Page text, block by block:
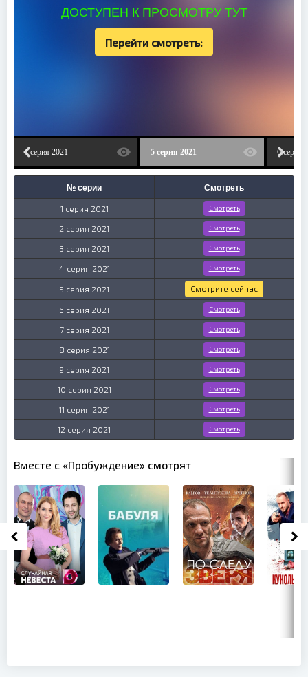
ДОСТУПЕН К ПРОСМОТРУ ТУТ
Перейти смотреть:
4 серия 2021 5 серия 2021 6 серия
№ серии Смотреть
1 серия 2021 Смотреть
2 серия 2021 Смотреть
3 серия 2021 Смотреть
4 серия 2021 Смотреть
5 серия 2021 Смотрите сейчас
6 серия 2021 Смотреть
7 серия 2021 Смотреть
8 серия 2021 Смотреть
9 серия 2021 Смотреть
10 серия 2021 Смотреть
11 серия 2021 Смотреть
12 серия 2021 Смотреть
Вместе с «Пробуждение» смотрят